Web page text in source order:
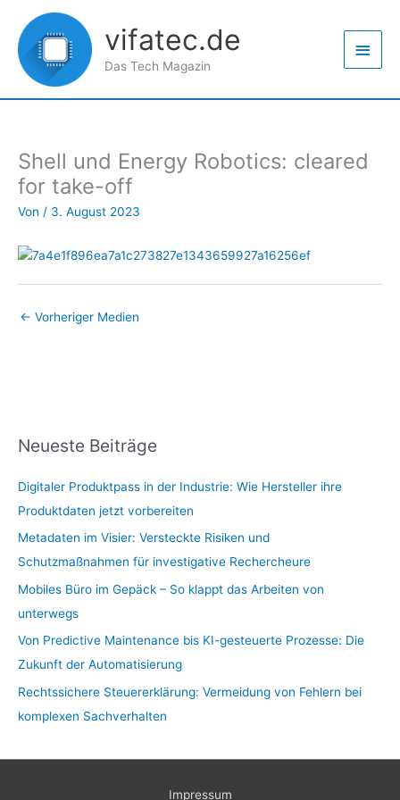
Inhalt
springen
vifatec.de
Das Tech Magazin
Shell und Energy Robotics: cleared
for take-off
Von / 3. August 2023
← Vorheriger Medien
Neueste Beiträge
Digitaler Produktpass in der Industrie: Wie Hersteller ihre
Produktdaten jetzt vorbereiten
Metadaten im Visier: Versteckte Risiken und
Schutzmaßnahmen für investigative Rechercheure
Mobiles Büro im Gepäck – So klappt das Arbeiten von
unterwegs
Von Predictive Maintenance bis KI-gesteuerte Prozesse: Die
Zukunft der Automatisierung
Rechtssichere Steuererklärung: Vermeidung von Fehlern bei
komplexen Sachverhalten
Impressum